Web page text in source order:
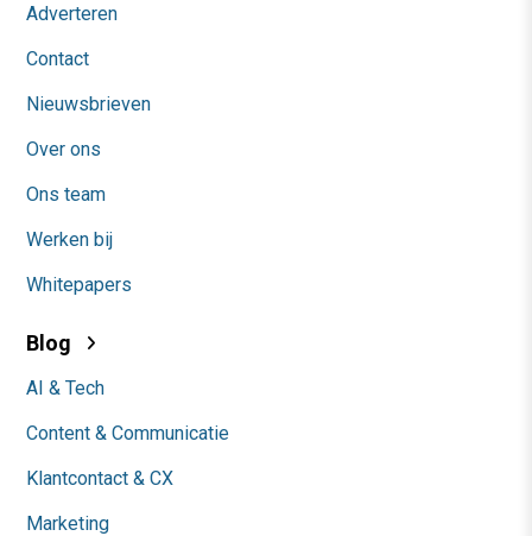
Adverteren
Contact
Nieuwsbrieven
Over ons
Ons team
Werken bij
Whitepapers
Blog
AI & Tech
Content & Communicatie
Klantcontact & CX
Marketing